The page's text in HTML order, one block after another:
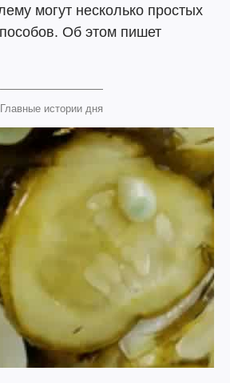
могут несколько простых
Об этом пишет
Главные истории дня